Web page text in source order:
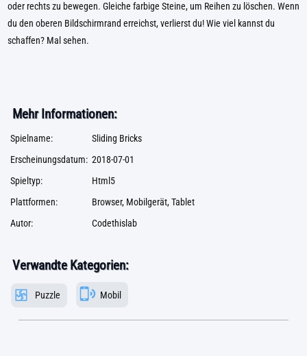
oder rechts zu bewegen. Gleiche farbige Steine, um Reihen zu löschen. Wenn
du den oberen Bildschirmrand erreichst, verlierst du! Wie viel kannst du
schaffen? Mal sehen.
Mehr Informationen:
Spielname:
Sliding Bricks
Erscheinungsdatum: 2018-07-01
Spieltyp:
Html5
Plattformen:
Browser, Mobilgerät, Tablet
Autor:
Codethislab
Verwandte Kategorien:
Puzzle Mobil